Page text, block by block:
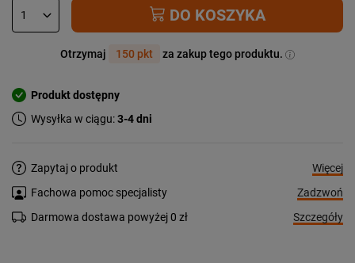
DO KOSZYKA
Otrzymaj 150 pkt za zakup tego produktu.
Produkt dostępny
Wysyłka w ciągu:3-4 dni
Zapytaj o produkt
Więcej
Fachowa pomoc specjalisty
Zadzwoń
Darmowa dostawa powyżej 0 zł
Szczegóły